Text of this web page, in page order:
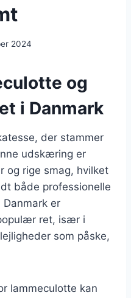
2024
og
i Danmark
der stammer
udskæring er
og rige smag, hvilket
både professionelle
Danmark er
ret, især i
som påske,
lammeculotte kan